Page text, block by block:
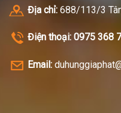
Địa chỉ: 688/113/3 Tân
Điện thoại: 0975 368
Email: